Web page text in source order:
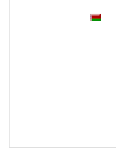
Также доступны: